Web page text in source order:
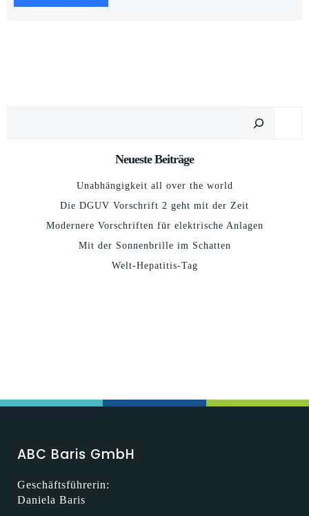
Neueste Beiträge
Unabhängigkeit all over the world
Die DGUV Vorschrift 2 geht mit der Zeit
Modernere Vorschriften für elektrische Anlagen
Mit der Sonnenbrille im Schatten
Welt-Hepatitis-Tag
ABC Baris GmbH
Geschäftsführerin:
Daniela Baris